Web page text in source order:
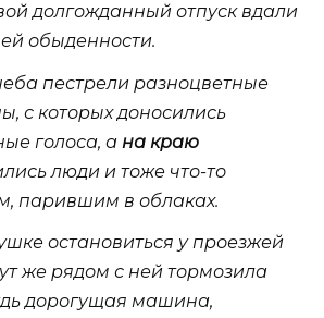
долгожданный отпуск вдали
обыденности.
пестрели разноцветные
с которых доносились
голоса, а на краю
люди и тоже что-то
парившим в облаках.
остановиться у проезжей
же рядом с ней тормозила
дорогущая машина,